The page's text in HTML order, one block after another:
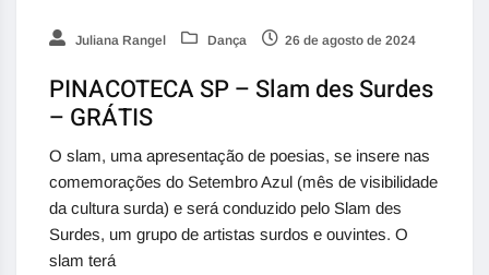
Juliana Rangel Dança 26 de agosto de 2024
PINACOTECA SP – Slam des Surdes
– GRÁTIS
O slam, uma apresentação de poesias, se insere nas
comemorações do Setembro Azul (mês de visibilidade
da cultura surda) e será conduzido pelo Slam des
Surdes, um grupo de artistas surdos e ouvintes. O
slam terá